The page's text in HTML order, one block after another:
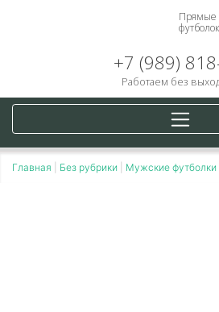
Прямые
+7 (989)
Работаем без
Главная Без рубрики Мужские футболки